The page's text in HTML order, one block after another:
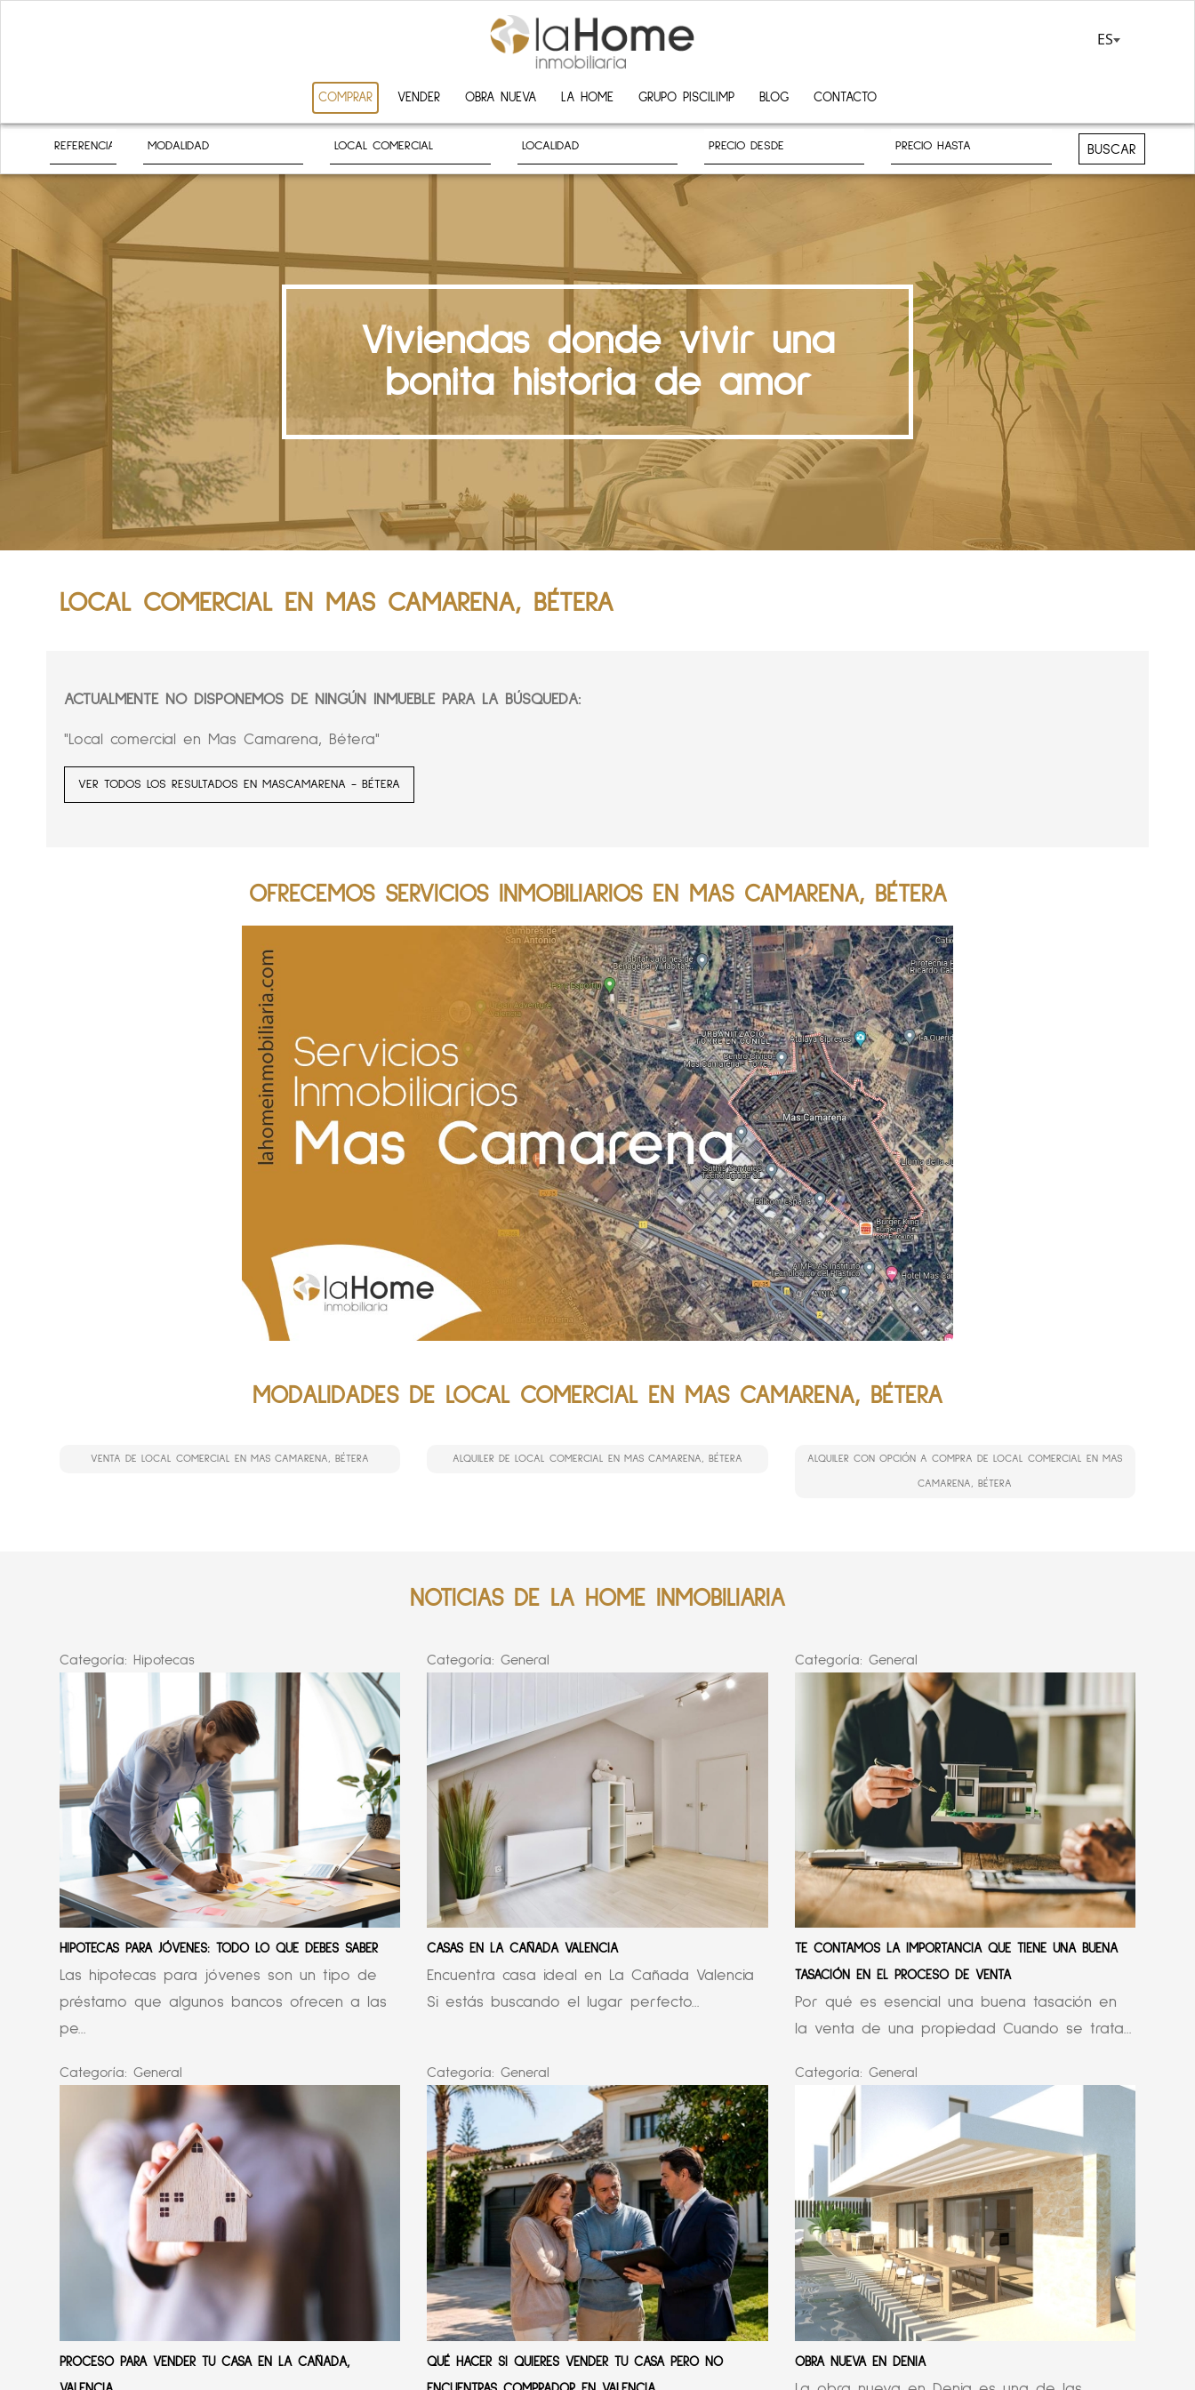
ES
COMPRAR VENDER OBRA NUEVA LA HOME GRUPO PISCILIMP BLOG CONTACTO
BUSCAR
Viviendas donde vivir una
bonita historia de amor
LOCAL COMERCIAL EN MAS CAMARENA, BÉTERA
ACTUALMENTE NO DISPONEMOS DE NINGÚN INMUEBLE PARA LA BÚSQUEDA:
"Local comercial en Mas Camarena, Bétera"
VER TODOS LOS RESULTADOS EN MASCAMARENA - BÉTERA
OFRECEMOS SERVICIOS INMOBILIARIOS EN MAS CAMARENA, BÉTERA
MODALIDADES DE LOCAL COMERCIAL EN MAS CAMARENA, BÉTERA
VENTA DE LOCAL COMERCIAL EN MAS CAMARENA, BÉTERA ALQUILER DE LOCAL COMERCIAL EN MAS CAMARENA, BÉTERA ALQUILER CON OPCIÓN A COMPRA DE LOCAL COMERCIAL EN MAS
CAMARENA, BÉTERA
NOTICIAS DE LA HOME INMOBILIARIA
Categoría: Hipotecas
HIPOTECAS PARA JÓVENES: TODO LO QUE DEBES SABER
Las hipotecas para jóvenes son un tipo de
préstamo que algunos bancos ofrecen a las
pe...
Categoría:General
CASAS EN LA CAÑADA VALENCIA
Encuentra casa ideal en La Cañada Valencia
Si estás buscando el lugar perfecto...
Categoría: General
TE CONTAMOS LA IMPORTANCIA QUE TIENE UNA BUENA
TASACIÓN EN EL PROCESO DE VENTA
Por qué es esencial una buena tasación en
la venta de una propiedad Cuando se trata...
Categoría: General
PROCESO PARA VENDER TU CASA EN LA CAÑADA,
Categoría:General
QUÉ HACER SI QUIERES VENDER TU CASA PERO NO
Categoría: General
OBRA NUEVA EN DENIA